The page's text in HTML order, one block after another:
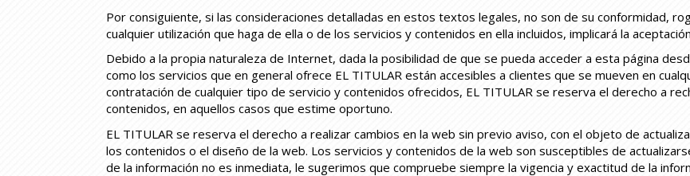
Por consiguiente, si las consideraciones detalladas en estos textos legales, no son de su conformidad,
cualquier utilización que haga de ella o de los servicios y contenidos en ella incluidos, implicará la
Debido a la propia naturaleza de Internet, dada la posibilidad de que se pueda acceder a esta página
como los servicios que en general ofrece EL TITULAR están accesibles a clientes que se mueven en
contratación de cualquier tipo de servicio y contenidos ofrecidos, EL TITULAR se reserva el derecho a
contenidos, en aquellos casos que estime oportuno.
EL TITULAR se reserva el derecho a realizar cambios en la web sin previo aviso, con el objeto de
los contenidos o el diseño de la web. Los servicios y contenidos de la web son susceptibles de
de la información no es inmediata, le sugerimos que compruebe siempre la vigencia y exactitud de la